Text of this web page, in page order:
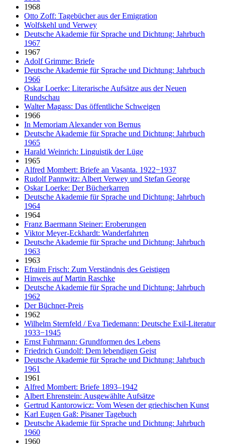
1968
Otto Zoff: Tagebücher aus der Emigration
Wolfskehl und Verwey
Deutsche Akademie für Sprache und Dichtung: Jahrbuch
1967
1967
Adolf Grimme: Briefe
Deutsche Akademie für Sprache und Dichtung: Jahrbuch
1966
Oskar Loerke: Literarische Aufsätze aus der Neuen
Rundschau
Walter Magass: Das öffentliche Schweigen
1966
In Memoriam Alexander von Bernus
Deutsche Akademie für Sprache und Dichtung: Jahrbuch
1965
Harald Weinrich: Linguistik der Lüge
1965
Alfred Mombert: Briefe an Vasanta. 1922−1937
Rudolf Pannwitz: Albert Verwey und Stefan George
Oskar Loerke: Der Bücherkarren
Deutsche Akademie für Sprache und Dichtung: Jahrbuch
1964
1964
Franz Baermann Steiner: Eroberungen
Viktor Meyer-Eckhardt: Wanderfahrten
Deutsche Akademie für Sprache und Dichtung: Jahrbuch
1963
1963
Efraim Frisch: Zum Verständnis des Geistigen
Hinweis auf Martin Raschke
Deutsche Akademie für Sprache und Dichtung: Jahrbuch
1962
Der Büchner-Preis
1962
Wilhelm Sternfeld / Eva Tiedemann: Deutsche Exil-Literatur
1933−1945
Ernst Fuhrmann: Grundformen des Lebens
Friedrich Gundolf: Dem lebendigen Geist
Deutsche Akademie für Sprache und Dichtung: Jahrbuch
1961
1961
Alfred Mombert: Briefe 1893–1942
Albert Ehrenstein: Ausgewählte Aufsätze
Gertrud Kantorowicz: Vom Wesen der griechischen Kunst
Karl Eugen Gaß: Pisaner Tagebuch
Deutsche Akademie für Sprache und Dichtung: Jahrbuch
1960
1960